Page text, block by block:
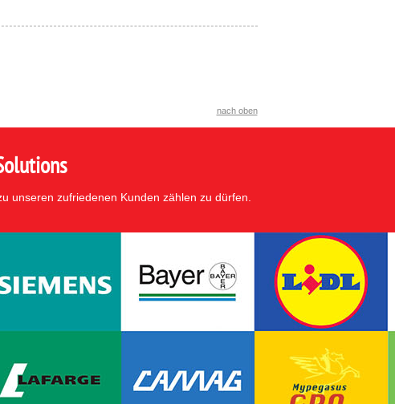
nach oben
unseren zufriedenen Kunden zählen zu dürfen.